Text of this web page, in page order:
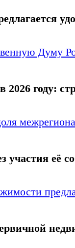
Думу
году:
её